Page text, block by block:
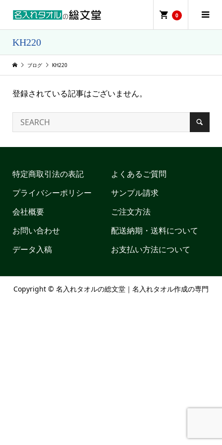
0
KH220
ブログ KH220
登録されている記事はございません。
特定商取引法の表記
プライバシーポリシー
会社概要
お問い合わせ
データ入稿
よくあるご質問
サンプル請求
ご注文方法
配送納期・送料について
お支払い方法について
Copyright © 名入れタオルの総文堂｜名入れタオル作成の専門